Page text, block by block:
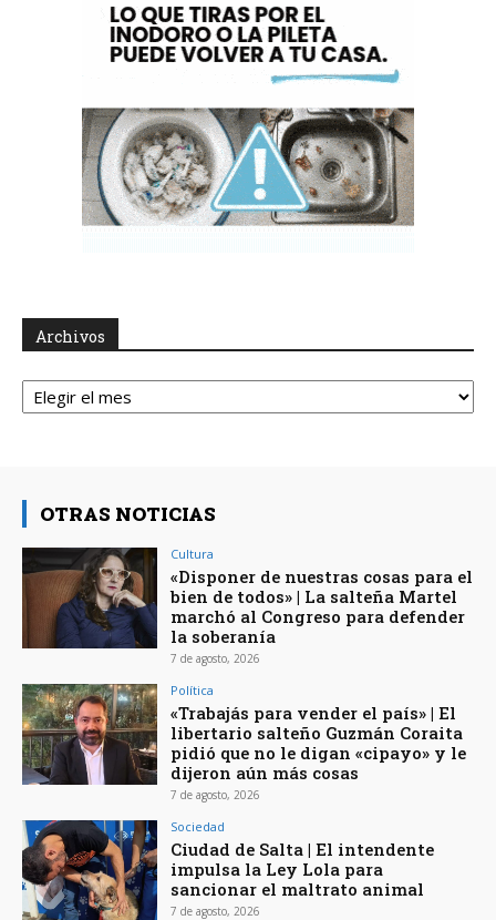
Archivos
Archivos
OTRAS NOTICIAS
Cultura
«Disponer de nuestras cosas para el
bien de todos» | La salteña Martel
marchó al Congreso para defender
la soberanía
7 de agosto, 2026
Política
«Trabajás para vender el país» | El
libertario salteño Guzmán Coraita
pidió que no le digan «cipayo» y le
dijeron aún más cosas
7 de agosto, 2026
Sociedad
Ciudad de Salta | El intendente
impulsa la Ley Lola para
sancionar el maltrato animal
7 de agosto, 2026